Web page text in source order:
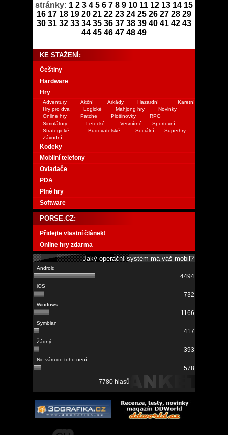
stránky: 1 2 3 4 5 6 7 8 9 10 11 12 13 14 15
16 17 18 19 20 21 22 23 24 25 26 27 28 29
30 31 32 33 34 35 36 37 38 39 40 41 42 43
44 45 46 47 48 49
KE STAŽENÍ:
Češtiny
Hardware
Hry
Adventury Akční Arkády Hazardní
Karetní
Hry pro dva
Logické Mahjong hry
Novinky
Online hry
Patche Plošinovky
RPG
Simulátory
Letecké Vesmírné
Sportovní
Strategické
Budovatelské Sociální
Superhry
Závodní
Kodeky
Mobilní telefony
Ovladače
PDA
Plné hry
Software
PORSE.CZ:
Přidejte vlastní článek!
Online hry zdarma
Jaký operační systém má váš mobil?
4494
732
1166
417
393
578
7780 hlasů